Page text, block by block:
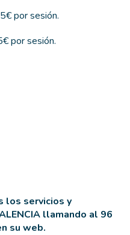
por sesión.
por sesión.
los servicios y
llamando al 96
su web.